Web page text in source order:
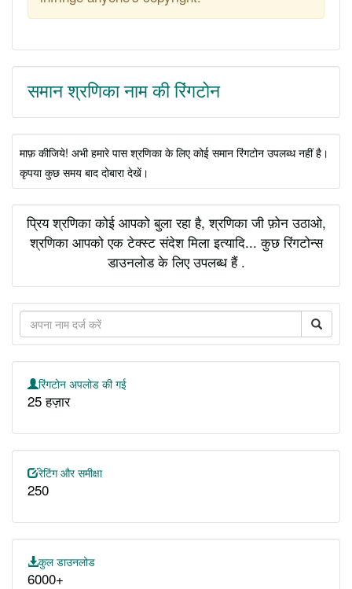
समान श्रणिका नाम की रिंगटोन
माफ़ कीजिये! अभी हमारे पास श्रणिका के लिए कोई समान रिंगटोन उपलब्ध नहीं है।
कृपया कुछ समय बाद दोबारा देखें।
प्रिय श्रणिका कोई आपको बुला रहा है, श्रणिका जी फ़ोन उठाओ,
श्रणिका आपको एक टेक्स्ट संदेश मिला इत्यादि... कुछ रिंगटोन्स
डाउनलोड के लिए उपलब्ध हैं .
रिंगटोन अपलोड की गई
25 हज़ार
रेटिंग और समीक्षा
250
कुल डाउनलोड
6000+